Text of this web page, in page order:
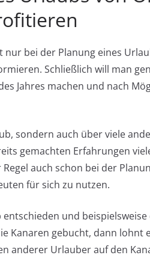
bei der Planung eines
Schließlich will man
Jahres machen und nach
sondern auch über viele
gemachten Erfahrungen
auch schon bei der
für sich zu nutzen.
und
Kanaren gebucht, dann lohnt
anderer Urlauber auf den